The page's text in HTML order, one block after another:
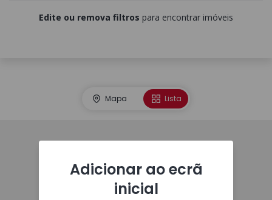
Edite ou remova filtros para encontrar imóveis
Mapa Lista
Adicionar ao ecrã
inicial